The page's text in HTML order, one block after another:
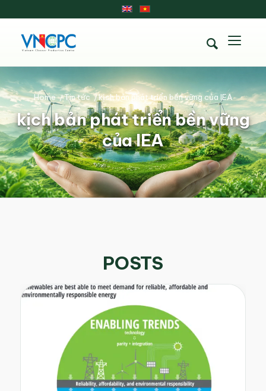
kịch bản phát triển bền vững
của IEA
Home /Tin tức /kịch bản phát triển bền vững của IEA
POSTS